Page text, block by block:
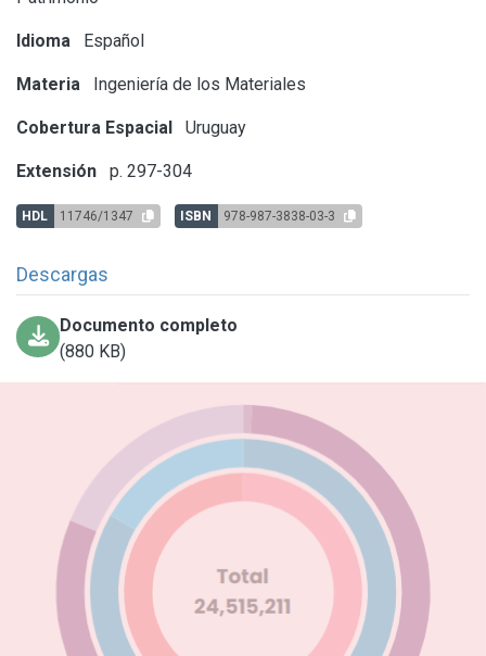
Idioma Español
Materia Ingeniería de los Materiales
Cobertura Espacial Uruguay
Extensión p. 297-304
HDL 11746/1347 ISBN 978-987-3838-03-3
Descargas
Documento completo
(880 KB)